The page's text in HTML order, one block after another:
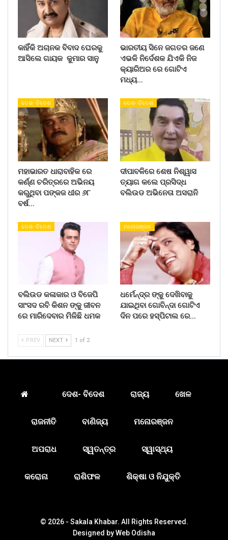
କାହିଁକି ଅଚାନକ ବିବାଦ ଘେରକୁ
ଆସିଲେ ଗାୟକ କୁମାର ସାନୁ
ଭାରତୀୟ ସିନେ ଜଗତର ଜଣେ
ଏଭଳି ନିର୍ଦେଶକ ଯିଏକି ନିଜ
କ୍ୟାରିଅର ରେ ଗୋଟିଏ
ମଧ୍ୟ…
ଦେଶ- ବିଦେଶ
ମହାଭାରତ ଧାରାବାହିକ ରେ
କର୍ଣ୍ଣ ଚରିତ୍ରରେ ଅଭିନୟ
କରୁଥିବା ପଙ୍କଜ ଧୀର ୬୮
ବର୍ଷ…
ଦେଶ- ବିଦେଶ
ଦୀପାବଳିରେ ଶେଷ ନିଶ୍ୱାସ
ତ୍ୟାଗ କଲେ ପ୍ରସିଦ୍ଧ
ବଲିଉଡ ଅଭିନେତା ଅସରାନି
ଦେଶ- ବିଦେଶ
ବଲିଉଡ କଳାକାର ଓ ବିଜେପି
ସାଂସଦ ରବି କିଶନ ଙ୍କୁ ଜୀବନ
ରେ ମାରିଦେବାର ମିଳିଛି ଧମକ
ମନୋରଞ୍ଜନ
ଧର୍ମେନ୍ଦ୍ର ଙ୍କୁ ଦେଖିବାକୁ
ଯାଇଥିବା ଗୋବିନ୍ଦା ଗୋଟିଏ
ଦିନ ପରେ ହସ୍ପିଟାଲ ରେ…
PREV NEXT 1 of 2
ଦେଶ- ବିଦେଶ ରାଜ୍ୟ ଖେଳ
ରାଜନୀତି ବାଣିଜ୍ୟ ମନୋରଞ୍ଜନ
ଅପରାଧ ସ୍ୱତନ୍ତ୍ର ସ୍ୱାସ୍ଥ୍ୟ
କରୋନା ରାଶିଫଳ ଶିକ୍ଷା ଓ ନିଯୁକ୍ତି
© 2026 - Sakala Khabar. All Rights Reserved.
Designed byWeb Odisha